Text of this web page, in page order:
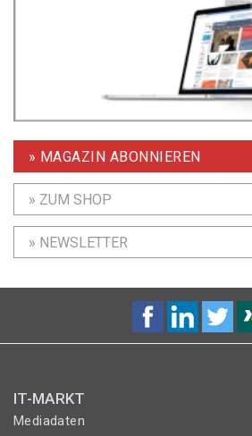
» MAGAZIN ABONNIEREN
» ZUM SHOP
» NEWSLETTER
IT-MARKT
Mediadaten